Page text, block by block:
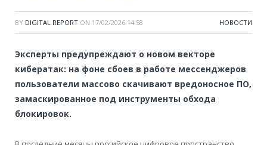
BY DIGITAL REPORT ON 17/02/2026 14:58 НОВОСТИ
Эксперты предупреждают о новом векторе
кибератак: на фоне сбоев в работе мессенджеров
пользователи массово скачивают вредоносное ПО,
замаскированное под инструменты обхода
блокировок.